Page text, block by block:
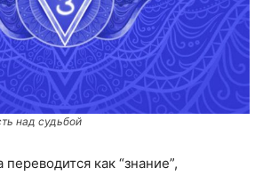
над судьбой
как “знание”,